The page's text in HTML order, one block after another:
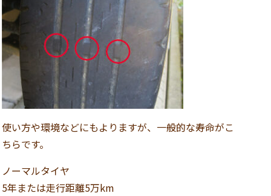
使い方や環境などにもよりますが、一般的な寿命がこ
ちらです。
ノーマルタイヤ
5年または走行距離5万km